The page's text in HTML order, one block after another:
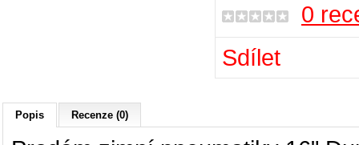
0
Sdílet
Popis Recenze (0)